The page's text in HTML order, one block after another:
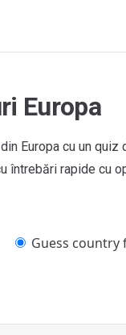
Europa
Europa cu un
întrebări rapide cu
Guess country